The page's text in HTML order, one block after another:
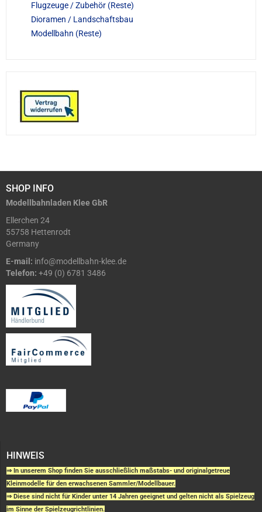
Flugzeuge / Zubehör (Reste)
Dioramen / Landschaftsbau
Modellbahn (Reste)
SHOP INFO
Modellbahnladen Klee GbR
Ellerchen 24
55758 Hettenrodt
Germany
E-mail: info@modellbahn-klee.de
Telefon: +49 (0) 6781 3486
HINWEIS
⇒ In unserem Shop finden Sie ausschließlich maßstabs- und originalgetreue
Kleinmodelle für den erwachsenen Sammler/Modellbauer.
⇒ Diese sind nicht für Kinder unter 14 Jahren geeignet und gelten nicht als Spielzeug
im Sinne der Spielzeugrichtlinien.